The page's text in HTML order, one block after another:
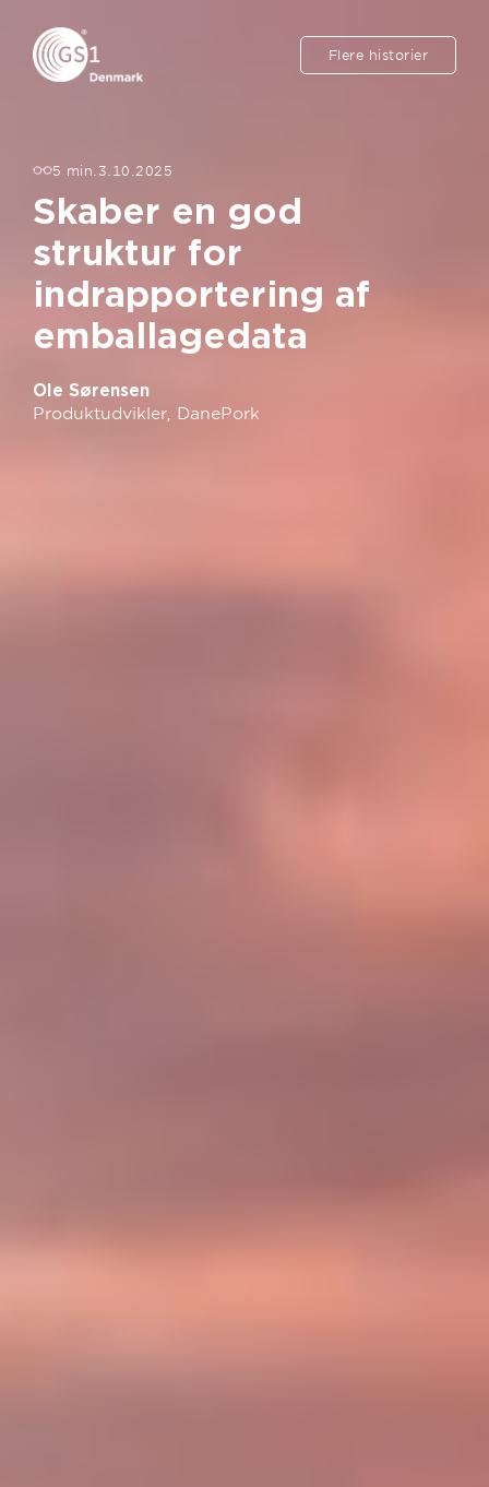
Flere historier
5 min. 3.10.2025
Skaber en god
struktur for
indrapportering af
emballagedata
Ole Sørensen
Produktudvikler, DanePork